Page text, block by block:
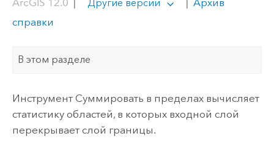
ArcGIS 12.0 Другие версии
Архив
справки
В этом разделе
Инструмент Суммировать в пределах вычисляет
статистику областей, в которых входной слой
перекрывает слой границы.